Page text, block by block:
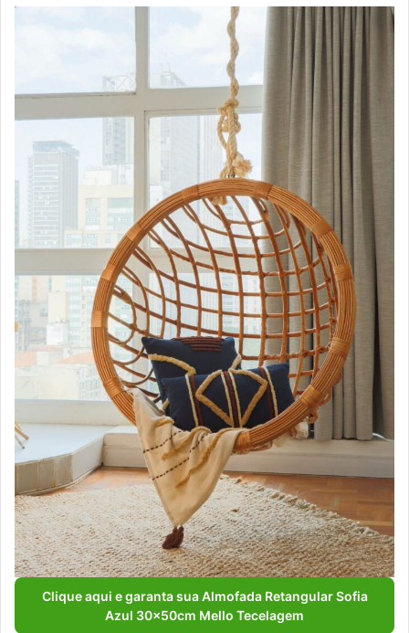
Clique aqui e garanta sua Almofada Retangular Sofia
Azul 30x50cm Mello Tecelagem